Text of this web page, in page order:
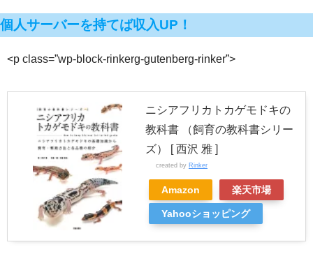
個人サーバーを持てば収入UP！
<p class=”wp-block-rinkerg-gutenberg-rinker”>
ニシアフリカトカゲモドキの
教科書 （飼育の教科書シリー
ズ） [ 西沢 雅 ]
created by Rinker
Amazon 楽天市場
Yahooショッピング